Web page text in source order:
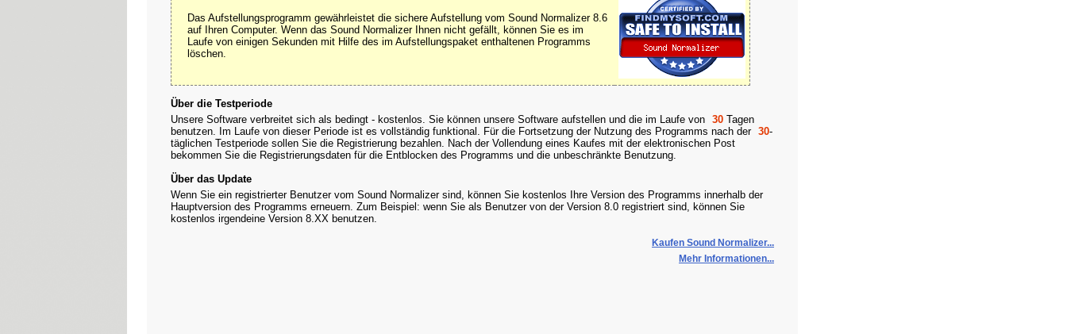
Das Aufstellungsprogramm gewährleistet die sichere Aufstellung vom Sound Normalizer 8.6
auf Ihren Computer. Wenn das Sound Normalizer Ihnen nicht gefällt, können Sie es im
Laufe von einigen Sekunden mit Hilfe des im Aufstellungspaket enthaltenen Programms
löschen.
Über die Testperiode
Unsere Software verbreitet sich als bedingt - kostenlos. Sie können unsere Software aufstellen und die im Laufe von 30 Tagen
benutzen. Im Laufe von dieser Periode ist es vollständig funktional. Für die Fortsetzung der Nutzung des Programms nach der 30-
täglichen Testperiode sollen Sie die Registrierung bezahlen. Nach der Vollendung eines Kaufes mit der elektronischen Post
bekommen Sie die Registrierungsdaten für die Entblocken des Programms und die unbeschränkte Benutzung.
Über das Update
Wenn Sie ein registrierter Benutzer vom Sound Normalizer sind, können Sie kostenlos Ihre Version des Programms innerhalb der
Hauptversion des Programms erneuern. Zum Beispiel: wenn Sie als Benutzer von der Version 8.0 registriert sind, können Sie
kostenlos irgendeine Version 8.XX benutzen.
Kaufen Sound Normalizer...
Mehr Informationen...